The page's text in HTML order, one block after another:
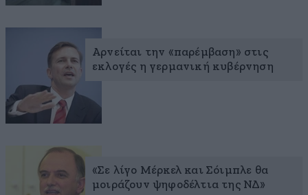
Αρνείται την «παρέμβαση» στις
εκλογές η γερμανική κυβέρνηση
«Σε λίγο Μέρκελ και Σόιμπλε θα
μοιράζουν ψηφοδέλτια της ΝΔ»